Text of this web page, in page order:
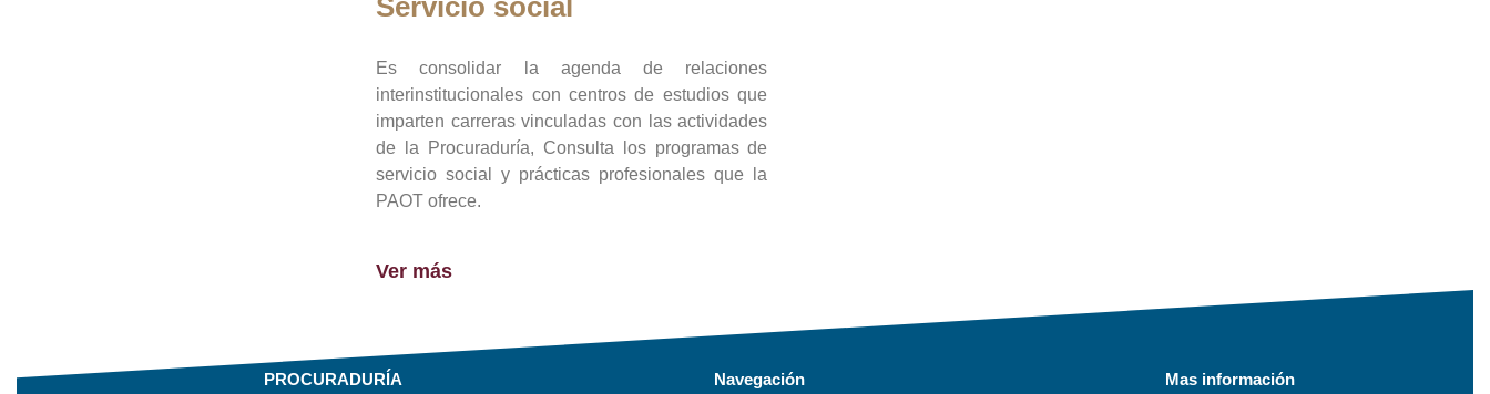
Servicio social
Es consolidar la agenda de relaciones
interinstitucionales con centros de estudios que
imparten carreras vinculadas con las actividades
de la Procuraduría, Consulta los programas de
servicio social y prácticas profesionales que la
PAOT ofrece.
Ver más
PROCURADURÍA Navegación Mas información